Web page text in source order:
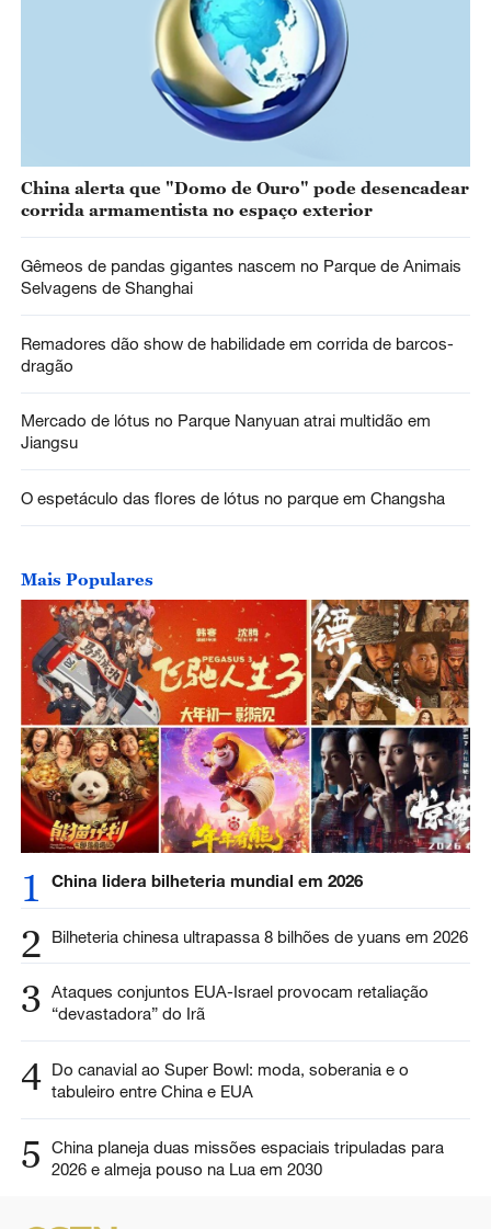
China alerta que "Domo de Ouro" pode desencadear
corrida armamentista no espaço exterior
Gêmeos de pandas gigantes nascem no Parque de Animais
Selvagens de Shanghai
Remadores dão show de habilidade em corrida de barcos-
dragão
Mercado de lótus no Parque Nanyuan atrai multidão em
Jiangsu
O espetáculo das flores de lótus no parque em Changsha
Mais Populares
1 China lidera bilheteria mundial em 2026
2 Bilheteria chinesa ultrapassa 8 bilhões de yuans em 2026
3 Ataques conjuntos EUA-Israel provocam retaliação
“devastadora” do Irã
4 Do canavial ao Super Bowl: moda, soberania e o
tabuleiro entre China e EUA
5
China planeja duas missões espaciais tripuladas para
2026 e almeja pouso na Lua em 2030